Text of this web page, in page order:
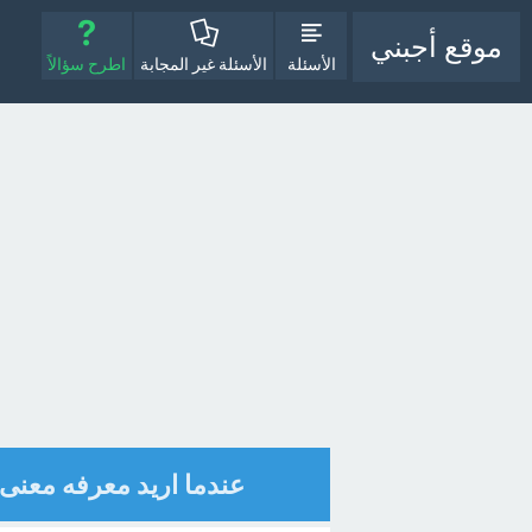
موقع أجبني
الأسئلة الأسئلة غير المجابة اطرح سؤالاً
عندما اريد معرفه